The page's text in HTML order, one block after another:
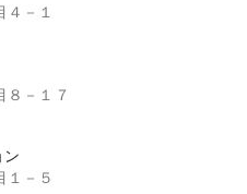
－１
８－１７
ン
１－５